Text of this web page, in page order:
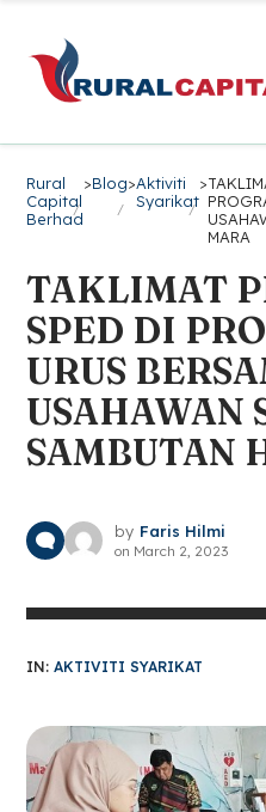
Rural
Capital
Berhad
>Blog>Aktiviti
Syarikat
>
MARA
TAKLIMAT
SPED DI
URUS
USAHAWAN
SAMBUTAN
by Faris Hilmi
on March 2, 2023
IN: AKTIVITI SYARIKAT